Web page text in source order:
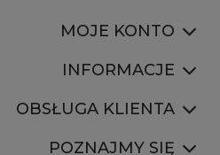
MOJE KONTO
INFORMACJE
OBSŁUGA KLIENTA
POZNAJMY SIĘ